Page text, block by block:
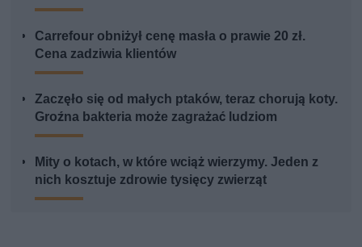
Carrefour obniżył cenę masła o prawie 20 zł.
Cena zadziwia klientów
Zaczęło się od małych ptaków, teraz chorują koty.
Groźna bakteria może zagrażać ludziom
Mity o kotach, w które wciąż wierzymy. Jeden z
nich kosztuje zdrowie tysięcy zwierząt